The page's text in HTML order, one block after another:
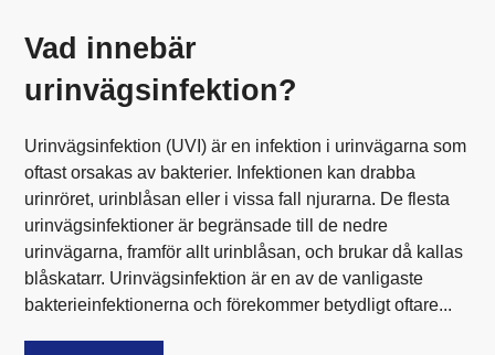
Vad innebär
urinvägsinfektion?
Urinvägsinfektion (UVI) är en infektion i urinvägarna som
oftast orsakas av bakterier. Infektionen kan drabba
urinröret, urinblåsan eller i vissa fall njurarna. De flesta
urinvägsinfektioner är begränsade till de nedre
urinvägarna, framför allt urinblåsan, och brukar då kallas
blåskatarr. Urinvägsinfektion är en av de vanligaste
bakterieinfektionerna och förekommer betydligt oftare...